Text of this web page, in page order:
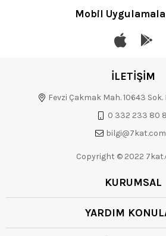
Mobil
İLETİŞİM
Fevzi Çakmak Mah. 10643 Sok.
0 332 233 80
Copyright © 2022
KURUMSAL
YARDIM